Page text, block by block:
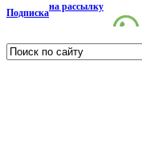
Подписка
на рассылку